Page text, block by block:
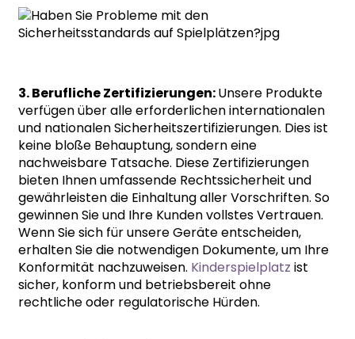
3. Berufliche Zertifizierungen:Unsere Produkte
verfügen über alle erforderlichen internationalen
und nationalen Sicherheitszertifizierungen. Dies ist
keine bloße Behauptung, sondern eine
nachweisbare Tatsache. Diese Zertifizierungen
bieten Ihnen umfassende Rechtssicherheit und
gewährleisten die Einhaltung aller Vorschriften. So
gewinnen Sie und Ihre Kunden vollstes Vertrauen.
Wenn Sie sich für unsere Geräte entscheiden,
erhalten Sie die notwendigen Dokumente, um Ihre
Konformität nachzuweisen. Kinderspielplatz ist
sicher, konform und betriebsbereit ohne
rechtliche oder regulatorische Hürden.